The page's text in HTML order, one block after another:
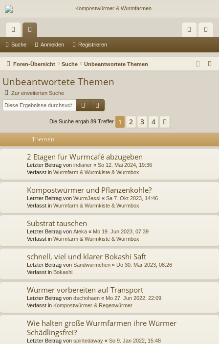
ch
ne
riff
en m ist
Suche Anmelden Registrieren
Foren-Übersicht Suche Unbeantwortete Themen
Unbeantwortete Themen
Zur erweiterten Suche
Suche
Die Suche ergab 89 Treffer 1 2 3 4
Themen
2 Etagen für Wurmcafé abzugeben
Letzter Beitrag von indianer « So 12. Mai 2024, 19:36
Verfasst in Wurmfarm & Wurmkiste & Wurmbox
Kompostwürmer und Pflanzenkohle?
Letzter Beitrag von WurmJessi « Sa 7. Okt 2023, 14:46
Verfasst in Wurmfarm & Wurmkiste & Wurmbox
Substrat tauschen
Letzter Beitrag von Ateka « Mo 19. Jun 2023, 07:39
Verfasst in Wurmfarm & Wurmkiste & Wurmbox
schnell, viel und klarer Bokashi Saft
Letzter Beitrag von Sandwürmchen « Do 30. Mär 2023, 08:26
Verfasst in Bokashi
Würmer vorbereiten auf Transport
Letzter Beitrag von dschohaen « Mo 27. Jun 2022, 22:09
Verfasst in Kompostwürmer & Regenwürmer
Wie halten große Wurmfarmen ihre Würmer
Schädlingsfrei?
Letzter Beitrag von spiritedaway « So 9. Jan 2022, 15:48